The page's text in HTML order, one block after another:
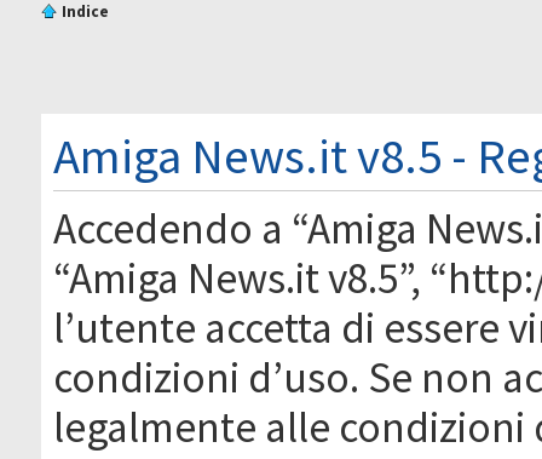
Indice
Amiga News.it v8.5 -
Accedendo a “Amiga
“Amiga News.it v8.5”,
l’utente accetta di essere
condizioni d’uso. Se non
legalmente alle condizioni